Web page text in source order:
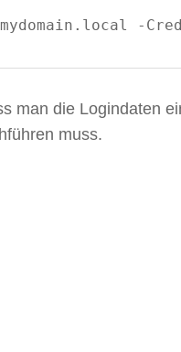
mydomain.local -
man die Logindaten
muss.